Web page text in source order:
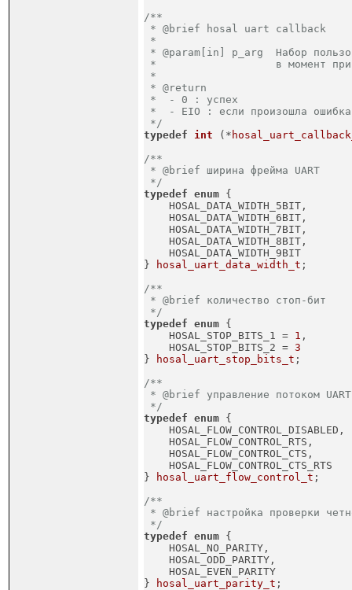
/**
* @brief hosal uart callback
*
* @param[in] p_arg  Набор
*                   в момент
*
* @return
*  - 0 : успех
*  - EIO : если произошла
*/
typedef
int (*
/**
* @brief ширина фрейма UART
*/
typedef enum {
    HOSAL_DATA_WIDTH_5BIT,
    HOSAL_DATA_WIDTH_6BIT,
    HOSAL_DATA_WIDTH_7BIT,
    HOSAL_DATA_WIDTH_8BIT,
    HOSAL_DATA_WIDTH_9BIT
}
hosal_uart_data_width_t ;
/**
* @brief количество стоп-бит
*/
typedef enum {
    HOSAL_STOP_BITS_1 =
1 ,
    HOSAL_STOP_BITS_2 =
3
}
hosal_uart_stop_bits_t ;
/**
* @brief управление потоком
*/
typedef enum {
    HOSAL_FLOW_CONTROL_DISABLED,
    HOSAL_FLOW_CONTROL_RTS,
    HOSAL_FLOW_CONTROL_CTS,
    HOSAL_FLOW_CONTROL_CTS_RTS
}
hosal_uart_flow_control_t ;
/**
* @brief настройка проверки
*/
typedef enum {
    HOSAL_NO_PARITY,
    HOSAL_ODD_PARITY,
    HOSAL_EVEN_PARITY
}
hosal_uart_parity_t ;